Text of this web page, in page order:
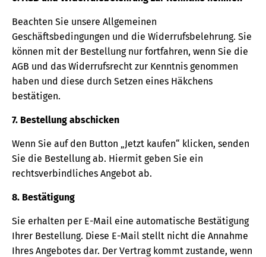
Beachten Sie unsere Allgemeinen
Geschäftsbedingungen und die Widerrufsbelehrung. Sie
können mit der Bestellung nur fortfahren, wenn Sie die
AGB und das Widerrufsrecht zur Kenntnis genommen
haben und diese durch Setzen eines Häkchens
bestätigen.
7. Bestellung abschicken
Wenn Sie auf den Button „Jetzt kaufen“ klicken, senden
Sie die Bestellung ab. Hiermit geben Sie ein
rechtsverbindliches Angebot ab.
8. Bestätigung
Sie erhalten per E-Mail eine automatische Bestätigung
Ihrer Bestellung. Diese E-Mail stellt nicht die Annahme
Ihres Angebotes dar. Der Vertrag kommt zustande, wenn